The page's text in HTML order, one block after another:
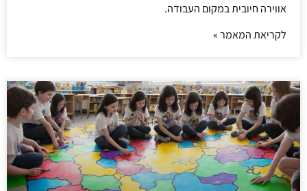
אווירה חיובית במקום העבודה.
לקריאת המאמר »